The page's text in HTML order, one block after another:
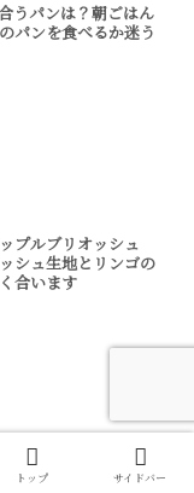
うパンは？朝ごはん
パンを食べるか迷う
プルブリオッシュ
シュ生地とリンゴの
合います
ターで作るミルクロ
トップ サイドバー